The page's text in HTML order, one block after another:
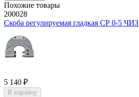
Похожие товары
200028
Скоба регулируемая гладкая СР 0-5 ЧИЗ
5 140 ₽
В корзину